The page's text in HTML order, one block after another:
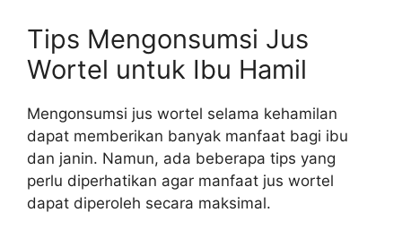
Tips Mengonsumsi Jus
Wortel untuk Ibu Hamil
Mengonsumsi jus wortel selama kehamilan
dapat memberikan banyak manfaat bagi ibu
dan janin. Namun, ada beberapa tips yang
perlu diperhatikan agar manfaat jus wortel
dapat diperoleh secara maksimal.